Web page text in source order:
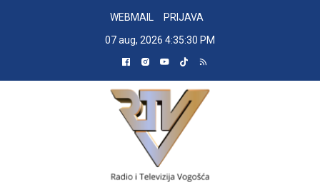
WEBMAIL
PRIJAVA
07 aug, 2026 4:35:31 PM